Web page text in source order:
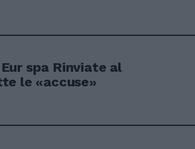
spa Rinviate al
le «accuse»